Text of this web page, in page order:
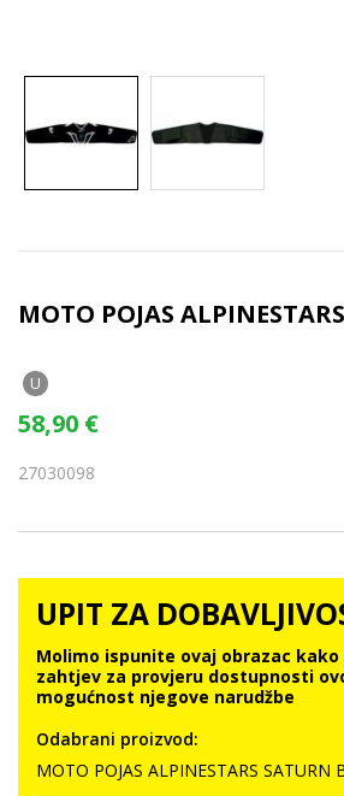
MOTO POJAS
U
58,90 €
27030098
UPIT ZA
Molimo ispunite ovaj obrazac
zahtjev za provjeru dostupnosti
mogućnost njegove narudžbe
Odabrani proizvod:
MOTO POJAS ALPINESTARS